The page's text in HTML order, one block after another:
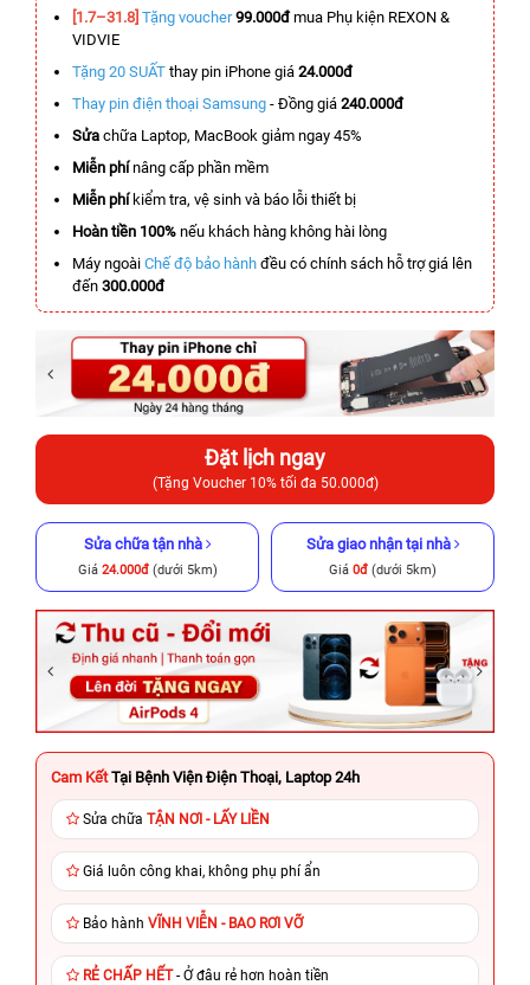
[1.7–31.8] Tặng voucher 99.000đmua Phụ kiện REXON &
VIDVIE
Tặng 20 SUẤT thay pin iPhone giá 24.000đ
Thay pin điện thoại Samsung - Đồng giá 240.000đ
Sửa chữa Laptop, MacBook giảm ngay 45%
Miễn phínâng cấp phần mềm
Miễn phíkiểm tra, vệ sinh và báo lỗi thiết bị
Hoàn tiền 100% nếu khách hàng không hài lòng
Máy ngoài Chế độ bảo hành đều có chính sách hỗ trợ giá lên
đến 300.000đ
Đặt lịch ngay
(Tặng Voucher 10% tối đa 50.000đ)
Sửa chữa tận nhà
Giá 24.000đ(dưới 5km)
Sửa giao nhận tại nhà
Giá 0đ (dưới 5km)
Cam Kết Tại Bệnh Viện Điện Thoại, Laptop 24h
Sửa chữa TẬN NƠI - LẤY LIỀN
Giá luôn công khai, không phụ phí ẩn
Bảo hành VĨNH VIỄN - BAO RƠI VỠ
RẺ CHẤP HẾT- Ở đâu rẻ hơn hoàn tiền